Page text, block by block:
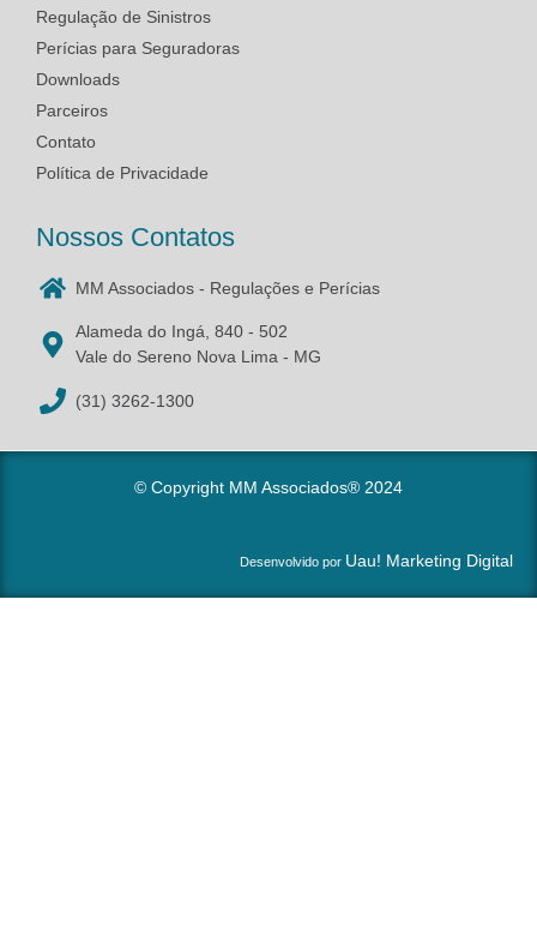
Regulação de Sinistros
Perícias para Seguradoras
Downloads
Parceiros
Contato
Política de Privacidade
Nossos Contatos
MM Associados - Regulações e Perícias
Alameda do Ingá, 840 - 502
Vale do Sereno Nova Lima - MG
(31) 3262-1300
© Copyright MM Associados® 2024
Desenvolvido por Uau! Marketing Digital